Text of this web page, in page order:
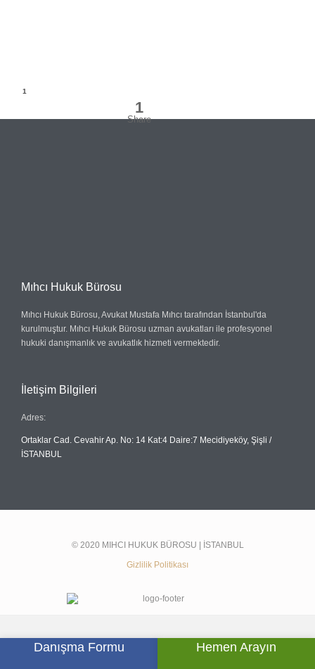
Danışma Formu Hemen Arayın
Mıhcı Hukuk Bürosu
Mıhcı Hukuk Bürosu, Avukat Mustafa Mıhcı tarafından İstanbul'da
kurulmuştur. Mıhcı Hukuk Bürosu uzman avukatları ile profesyonel
hukuki danışmanlık ve avukatlık hizmeti vermektedir.
İletişim Bilgileri
Adres:
Ortaklar Cad. Cevahir Ap. No: 14 Kat:4 Daire:7 Mecidiyeköy, Şişli /
İSTANBUL
© 2020 MIHCI HUKUK BÜROSU | İSTANBUL
Gizlilik Politikası
SOSYAL MEDYADA BİZ:   